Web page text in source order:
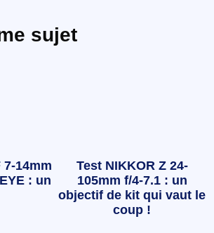
sujet
7-14mm
: un
Test NIKKOR Z 24-
105mm f/4-7.1 : un
objectif de kit qui vaut le
coup !